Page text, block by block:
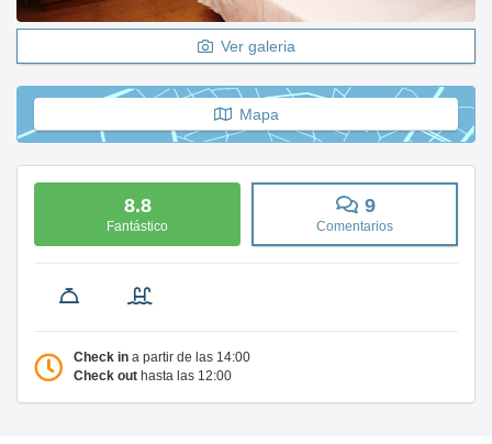
Ver galeria
Mapa
8.8
Fantástico
9
Comentarios
Check in a partir de las 14:00
Check out hasta las 12:00